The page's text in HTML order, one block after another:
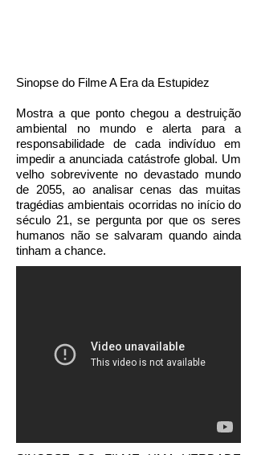
Sinopse do Filme A Era da Estupidez
Mostra a que ponto chegou a destruição
ambiental no mundo e alerta para a
responsabilidade de cada indivíduo em
impedir a anunciada catástrofe global. Um
velho sobrevivente no devastado mundo
de 2055, ao analisar cenas das muitas
tragédias ambientais ocorridas no início do
século 21, se pergunta por que os seres
humanos não se salvaram quando ainda
tinham a chance.